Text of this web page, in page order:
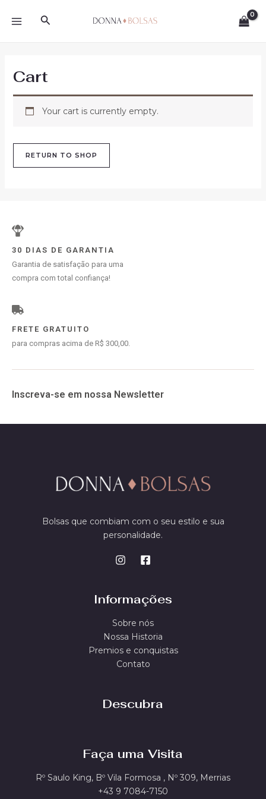
Search
Cart
Your cart is currently empty.
RETURN TO SHOP
30 DIAS DE GARANTIA
Garantia de satisfação para uma
compra com total confiança!
FRETE GRATUITO
para compras acima de R$ 300,00.
Inscreva-se em nossa Newsletter
Bolsas que combiam com o seu estilo e sua
personalidade.
Informações
Sobre nós
Nossa Historia
Premios e conquistas
Contato
Descubra
Faça uma Visita
Rº Saulo King, Bº Vila Formosa , Nº 309, Merrias
+43 9 7084-7150